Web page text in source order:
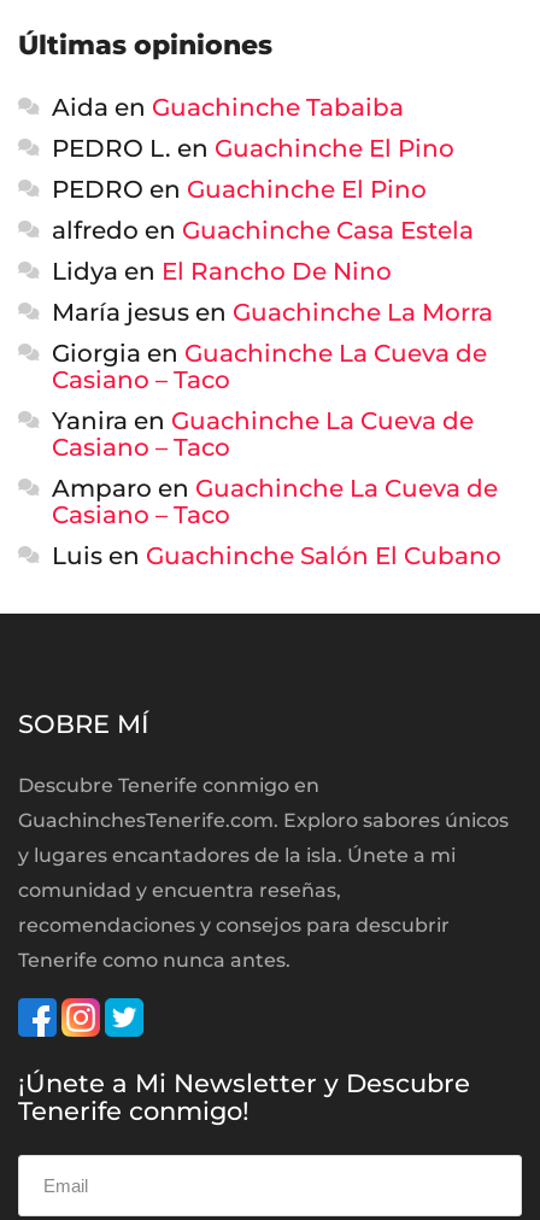
Últimas opiniones
Aida en Guachinche Tabaiba
PEDRO L. en Guachinche El Pino
PEDRO en Guachinche El Pino
alfredo en Guachinche Casa Estela
Lidya en El Rancho De Nino
María jesus en Guachinche La Morra
Giorgia en Guachinche La Cueva de
Casiano – Taco
Yanira en Guachinche La Cueva de
Casiano – Taco
Amparo en Guachinche La Cueva de
Casiano – Taco
Luis en Guachinche Salón El Cubano
SOBRE MÍ
Descubre Tenerife conmigo en
GuachinchesTenerife.com. Exploro sabores únicos
y lugares encantadores de la isla. Únete a mi
comunidad y encuentra reseñas,
recomendaciones y consejos para descubrir
Tenerife como nunca antes.
¡Únete a Mi Newsletter y Descubre
Tenerife conmigo!